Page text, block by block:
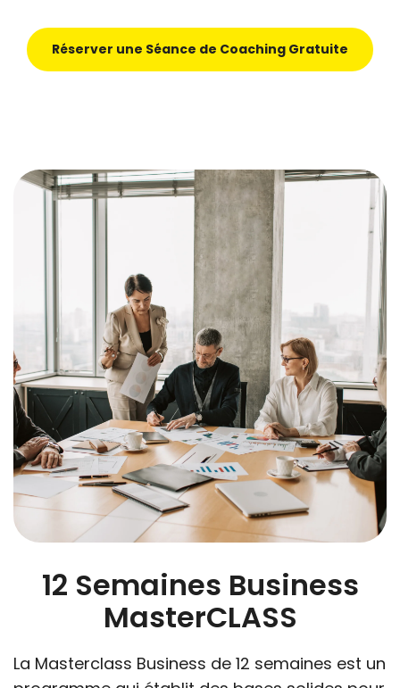
Réserver une Séance de Coaching Gratuite
12 Semaines Business
MasterCLASS
La Masterclass Business de 12 semaines est un